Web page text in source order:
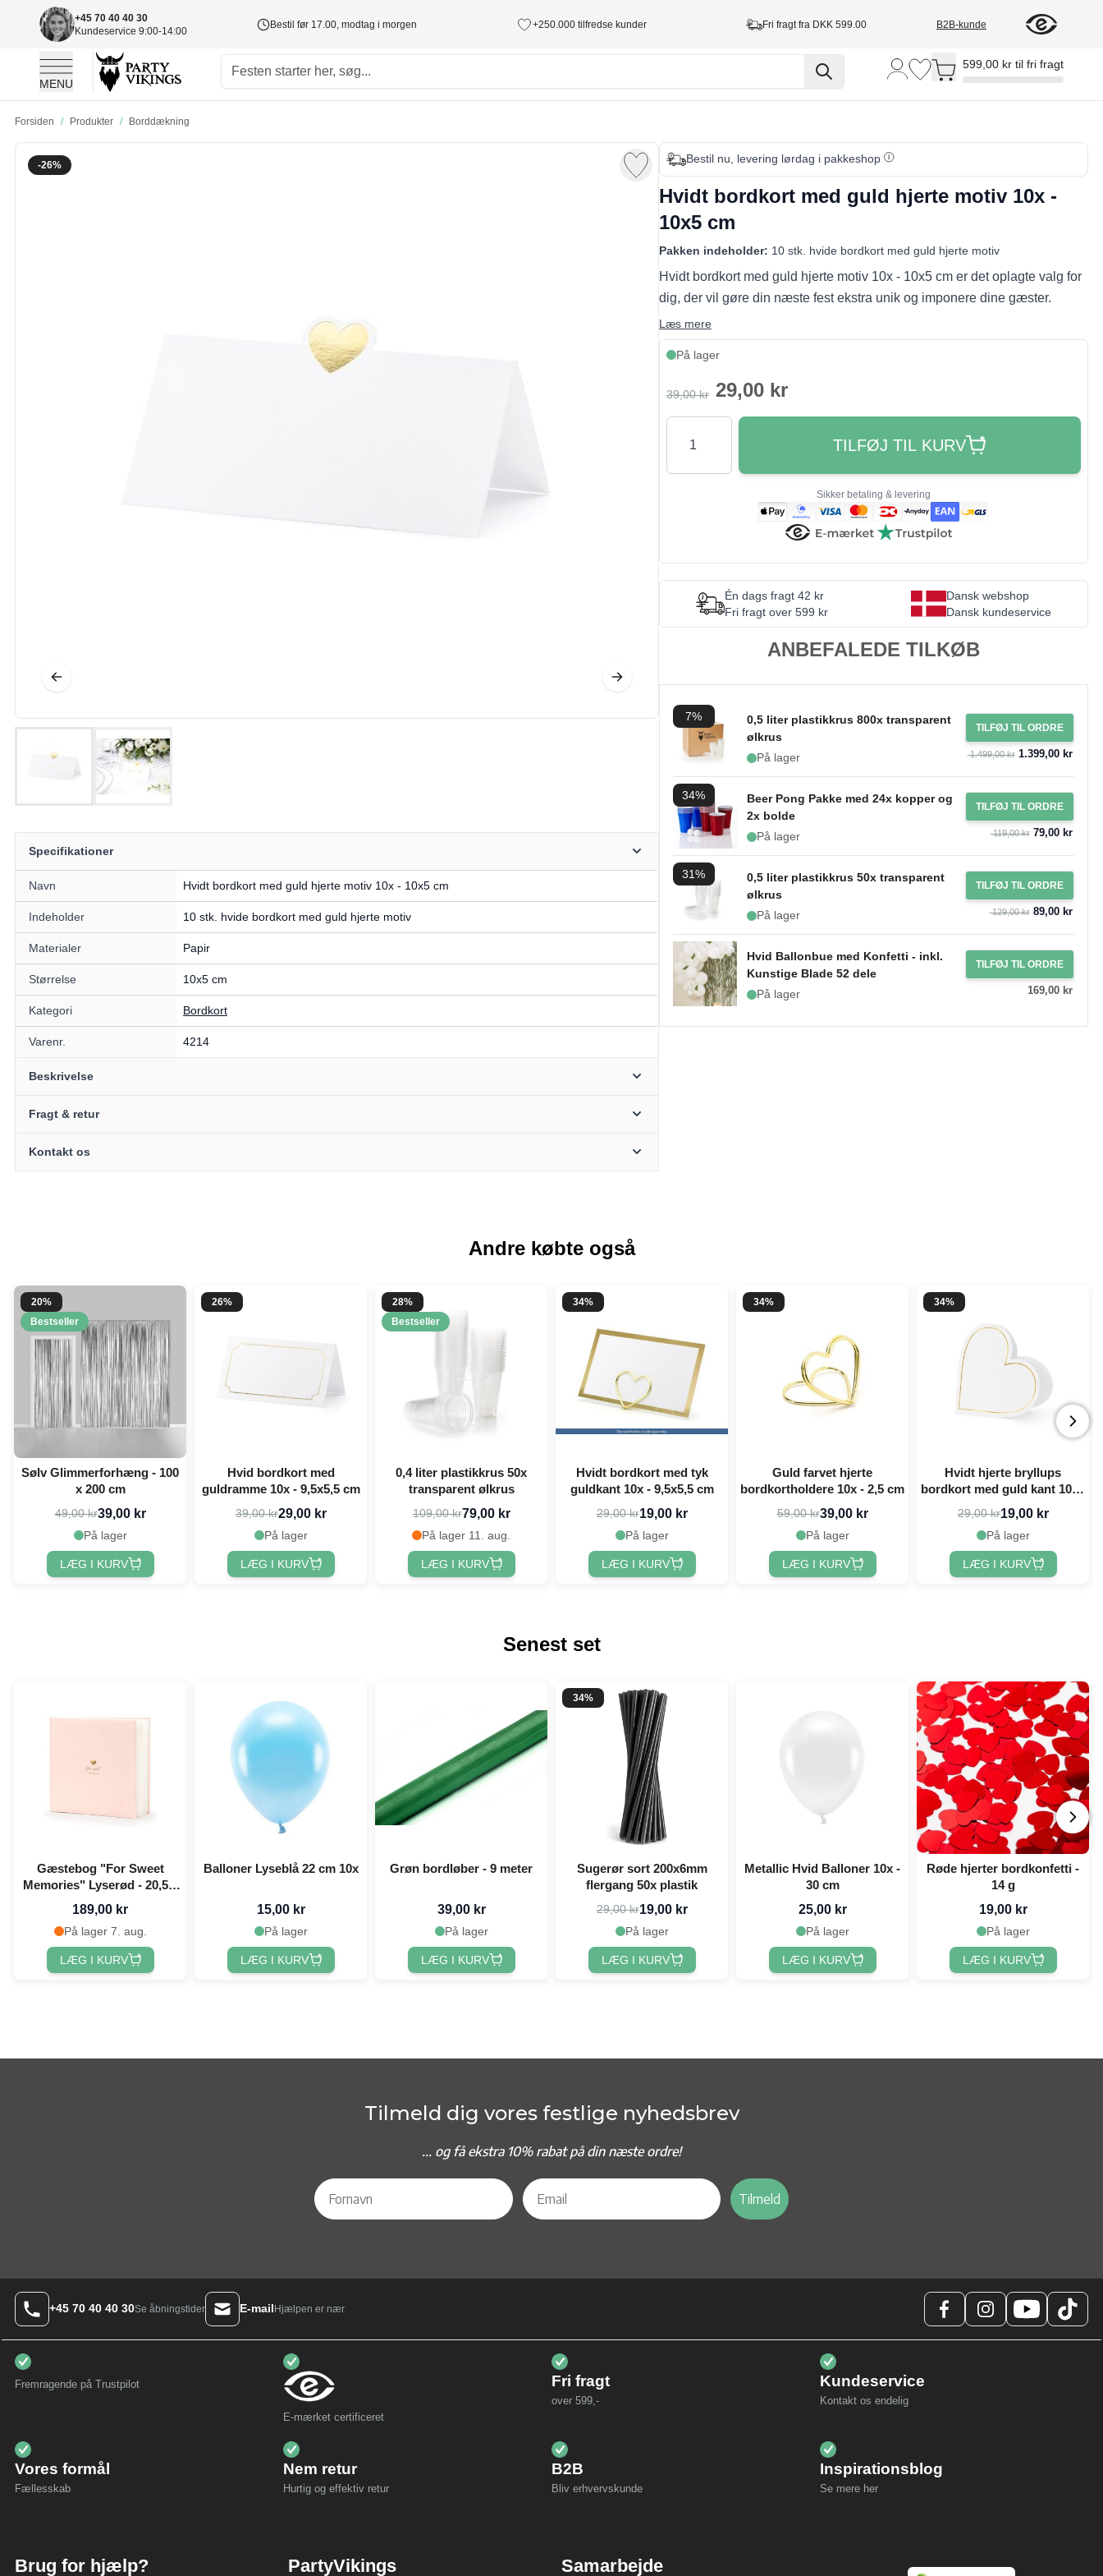
+45 70 40 40 30
Kundeservice 9:00-14:00
Bestil før 17.00, modtag i morgen +250.000 tilfredse kunder Fri fragt fra DKK 599.00 B2B-kunde
MENU
Toggle minicart, Cart is empty
599,00 kr til fri fragt
Forsiden / Produkter / Borddækning
-26%
Specifikationer
Navn Hvidt bordkort med guld hjerte motiv 10x - 10x5 cm
Indeholder 10 stk. hvide bordkort med guld hjerte motiv
Materialer Papir
Størrelse 10x5 cm
Kategori Bordkort
Varenr. 4214
Beskrivelse
Fragt & retur
Kontakt os
Bestil nu, levering lørdag i pakkeshop
Hvidt bordkort med guld hjerte motiv 10x -
10x5 cm
Pakken indeholder: 10 stk. hvide bordkort med guld hjerte motiv
Hvidt bordkort med guld hjerte motiv 10x - 10x5 cm er det oplagte valg for
dig, der vil gøre din næste fest ekstra unik og imponere dine gæster.
Læs mere
På lager
39,00 kr 29,00 kr
Antal
TILFØJ TIL KURV
Sikker betaling & levering
Én dags fragt 42 kr
Fri fragt over 599 kr
Dansk webshop
Dansk kundeservice
ANBEFALEDE TILKØB
7%
0,5 liter plastikkrus 800x transparent
ølkrus
På lager
TILFØJ TIL ORDRE
1.499,00 kr1.399,00 kr
34%
Beer Pong Pakke med 24x kopper og
2x bolde
På lager
TILFØJ TIL ORDRE
119,00 kr79,00 kr
31%
0,5 liter plastikkrus 50x transparent
ølkrus
På lager
TILFØJ TIL ORDRE
129,00 kr89,00 kr
Hvid Ballonbue med Konfetti - inkl.
Kunstige Blade 52 dele
På lager
TILFØJ TIL ORDRE
169,00 kr
Andre købte også
20%
Bestseller
Sølv Glimmerforhæng - 100
x 200 cm
49,00 kr39,00 kr
På lager
LÆG I KURV
26%
Hvid bordkort med
guldramme 10x - 9,5x5,5 cm
39,00 kr29,00 kr
På lager
LÆG I KURV
28%
Bestseller
0,4 liter plastikkrus 50x
transparent ølkrus
109,00 kr79,00 kr
På lager 11. aug.
LÆG I KURV
34%
Hvidt bordkort med tyk
guldkant 10x - 9,5x5,5 cm
29,00 kr19,00 kr
På lager
LÆG I KURV
34%
Guld farvet hjerte
bordkortholdere 10x - 2,5 cm
59,00 kr39,00 kr
På lager
LÆG I KURV
34%
Hvidt hjerte bryllups
bordkort med guld kant 10x -
22x15,7 cm
29,00 kr19,00 kr
På lager
LÆG I KURV
Senest set
Gæstebog "For Sweet
Memories" Lyserød - 20,5 x
20,5 cm
189,00 kr
På lager 7. aug.
LÆG I KURV
Balloner Lyseblå 22 cm 10x
15,00 kr
På lager
LÆG I KURV
Grøn bordløber - 9 meter
39,00 kr
På lager
LÆG I KURV
34%
Sugerør sort 200x6mm
flergang 50x plastik
29,00 kr19,00 kr
På lager
LÆG I KURV
Metallic Hvid Balloner 10x -
30 cm
25,00 kr
På lager
LÆG I KURV
Røde hjerter bordkonfetti -
14 g
19,00 kr
På lager
LÆG I KURV
Tilmeld dig vores festlige nyhedsbrev
... og få ekstra 10% rabat på din næste ordre!
Tilmeld
+45 70 40 40 30Se åbningstider E-mailHjælpen er nær
Fremragende på Trustpilot
E-mærket certificeret
Fri fragt
over 599,-
Kundeservice
Kontakt os endelig
Vores formål
Fællesskab
Nem retur
Hurtig og effektiv retur
B2B
Bliv erhvervskunde
Inspirationsblog
Se mere her
Brug for hjælp? PartyVikings Samarbejde